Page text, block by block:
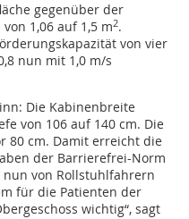
gegenüber der
1,06 auf 1,5 m2.
von vier
nun mit 1,0 m/s
Die Kabinenbreite
von 106 auf 140 cm. Die
80 cm. Damit erreicht die
der Barrierefrei-Norm
nun von Rollstuhlfahrern
für die Patienten der
wichtig“, sagt